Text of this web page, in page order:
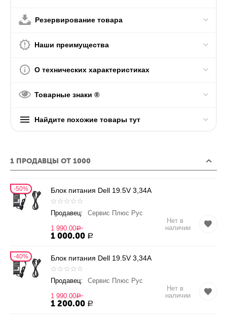
Резервирование товара
Наши преимущества
О технических характеристиках
Товарные знаки ®
Найдите похожие товары тут
1 ПРОДАВЦЫ ОТ 1000
50% Блок питания Dell 19.5V 3,34A
Продавец:
Сервис Плюс Рус
1 990.00Р
1 000.00 Р
Нет в
наличии
40% Блок питания Dell 19.5V 3,34A
Продавец:
Сервис Плюс Рус
1 990.00Р
1 200.00 Р
Нет в
наличии